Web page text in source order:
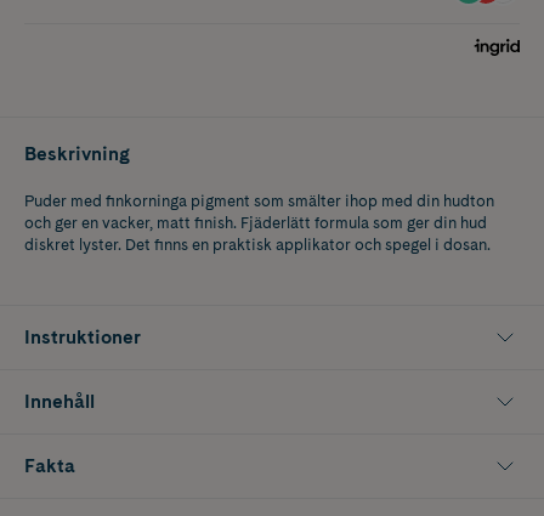
Beskrivning
Puder med finkorninga pigment som smälter ihop med din hudton
och ger en vacker, matt finish. Fjäderlätt formula som ger din hud
diskret lyster. Det finns en praktisk applikator och spegel i dosan.
Instruktioner
Innehåll
Fakta